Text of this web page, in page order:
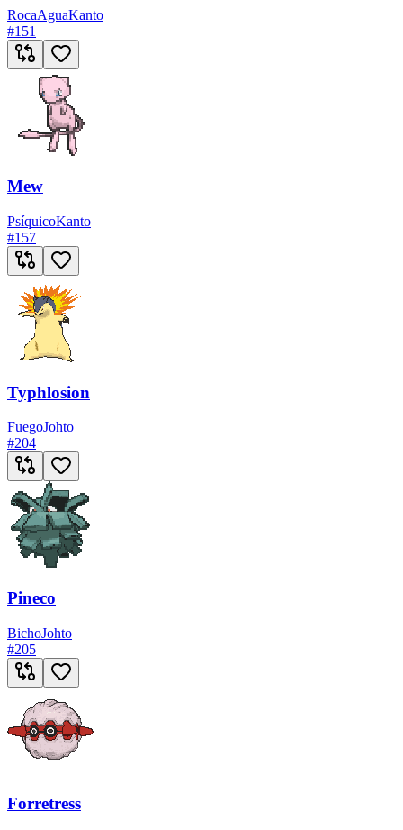
RocaAguaKanto
#151
Mew
PsíquicoKanto
#157
Typhlosion
FuegoJohto
#204
Pineco
BichoJohto
#205
Forretress